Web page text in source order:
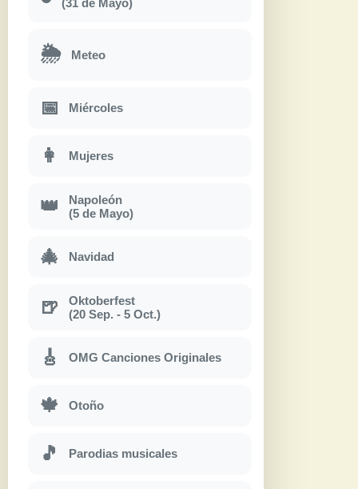
(31 de Mayo)
🌦 Meteo
📅 Miércoles
👩 Mujeres
👑
Napoleón
(5 de Mayo)
🎄 Navidad
🍺
Oktoberfest
(20 Sep. - 5 Oct.)
🎸 OMG Canciones Originales
🍁 Otoño
🎵 Parodias musicales